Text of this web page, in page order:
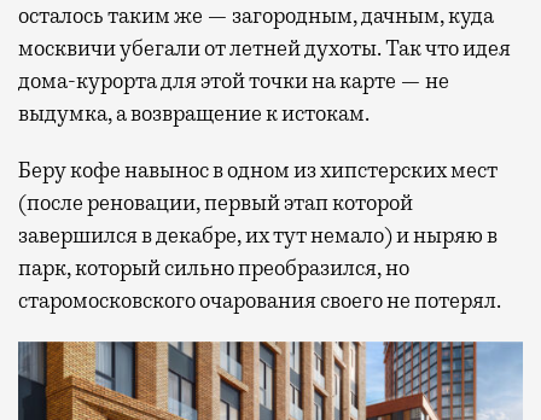
осталось таким же — загородным, дачным, куда
москвичи убегали от летней духоты. Так что идея
дома-курорта для этой точки на карте — не
выдумка, а возвращение к истокам.
Беру кофе навынос в одном из хипстерских мест
(после реновации, первый этап которой
завершился в декабре, их тут немало) и ныряю в
парк, который сильно преобразился, но
старомосковского очарования своего не потерял.